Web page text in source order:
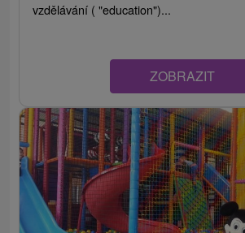
vzdělávání ( "education")...
ZOBRAZIT